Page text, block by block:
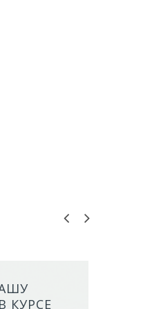
КОШЕК
КУРСЕ